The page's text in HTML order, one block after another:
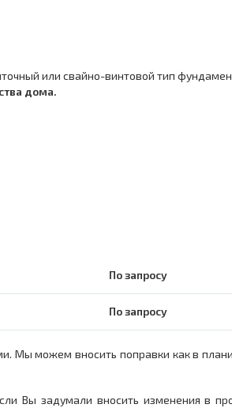
или свайно-винтовой тип
дома.
По запросу
По запросу
Мы можем вносить поправки как в
Вы задумали вносить изменения в